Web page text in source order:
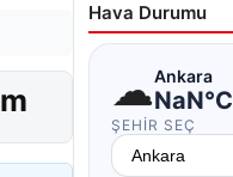
Hava Durumu
☁Ankara
NaN°C
ŞEHIR SEÇ